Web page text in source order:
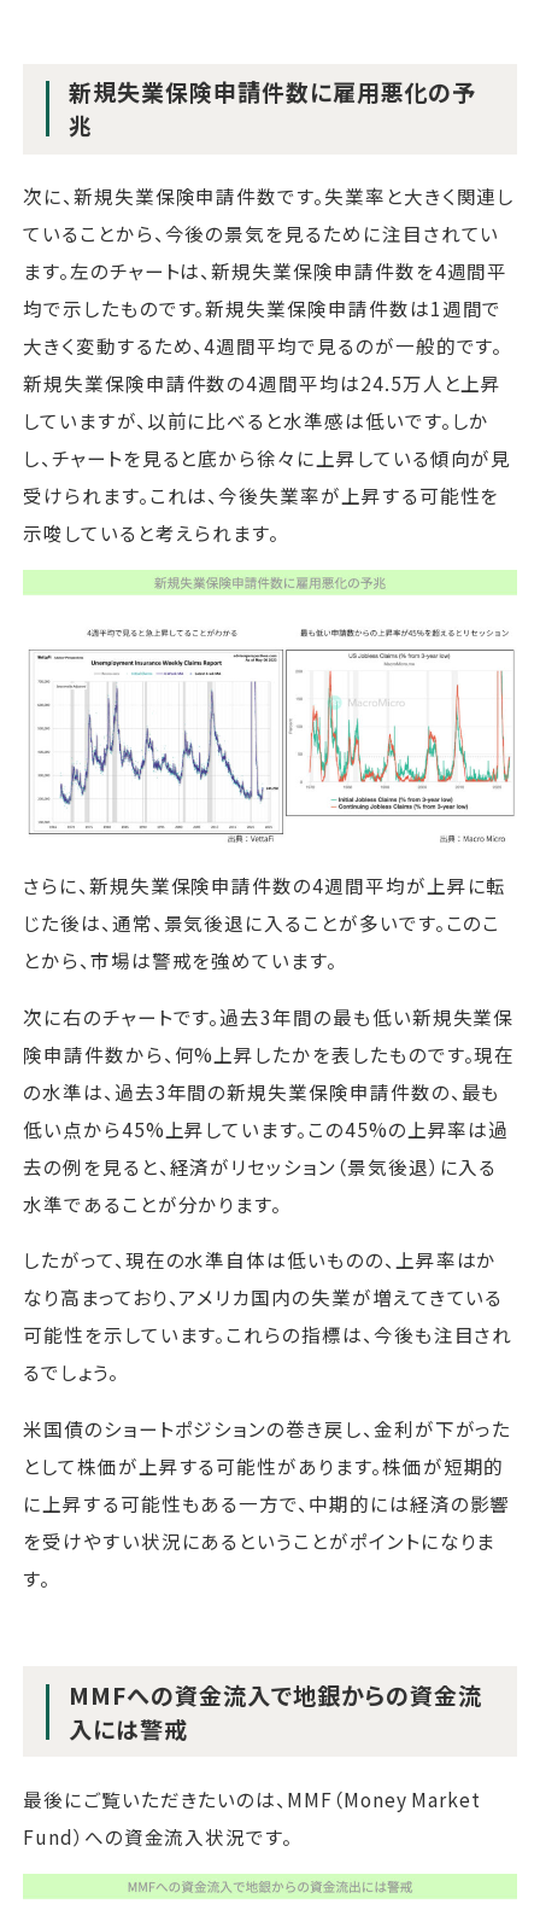
新規失業保険申請件数に雇用悪化の予
兆
次に、新規失業保険申請件数です。失業率と大きく関連し
ていることから、今後の景気を見るために注目されてい
ます。左のチャートは、新規失業保険申請件数を4週間平
均で示したものです。新規失業保険申請件数は1週間で
大きく変動するため、4週間平均で見るのが一般的です。
新規失業保険申請件数の4週間平均は24.5万人と上昇
していますが、以前に比べると水準感は低いです。しか
し、チャートを見ると底から徐々に上昇している傾向が見
受けられます。これは、今後失業率が上昇する可能性を
示唆していると考えられます。
さらに、新規失業保険申請件数の4週間平均が上昇に転
じた後は、通常、景気後退に入ることが多いです。このこ
とから、市場は警戒を強めています。
次に右のチャートです。過去3年間の最も低い新規失業保
険申請件数から、何%上昇したかを表したものです。現在
の水準は、過去3年間の新規失業保険申請件数の、最も
低い点から45%上昇しています。この45%の上昇率は過
去の例を見ると、経済がリセッション（景気後退）に入る
水準であることが分かります。
したがって、現在の水準自体は低いものの、上昇率はか
なり高まっており、アメリカ国内の失業が増えてきている
可能性を示しています。これらの指標は、今後も注目され
るでしょう。
米国債のショートポジションの巻き戻し、金利が下がった
として株価が上昇する可能性があります。株価が短期的
に上昇する可能性もある一方で、中期的には経済の影響
を受けやすい状況にあるということがポイントになりま
す。
MMFへの資金流入で地銀からの資金流
入には警戒
最後にご覧いただきたいのは、MMF（Money Market
Fund）への資金流入状況です。